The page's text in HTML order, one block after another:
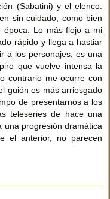
(Sabatini) y el elenco.
sin cuidado, como bien
época. Lo más flojo a mi
rápido y llega a hastiar
a los personajes, es una
que vuelve intensa la
contrario me ocurre con
guión es más arriesgado
de presentarnos a los
teleseries de hace una
una progresión dramática
el anterior, no parecen